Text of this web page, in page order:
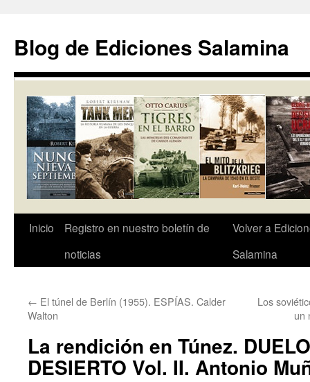
contenido
Blog de Ediciones Salamina
Inicio
Registro en nuestro boletín de
noticias
Volver a
Salamina
← El túnel de Berlín (1955). ESPÍAS. Calder
Walton
Los
un
La rendición en Túnez.
DESIERTO Vol. II. Antonio